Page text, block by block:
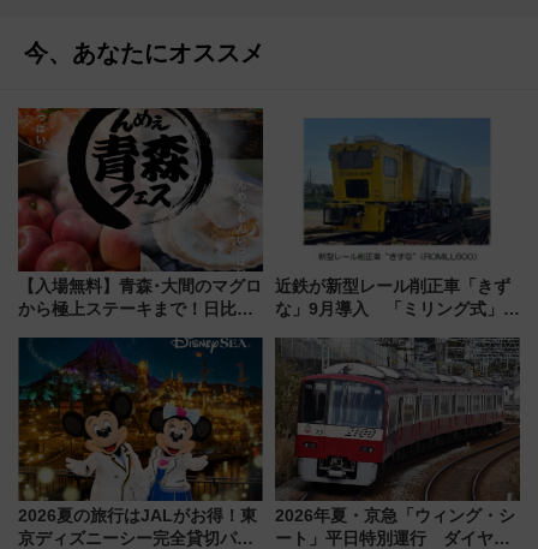
今、あなたにオススメ
【入場無料】青森･大間のマグロ
から極上ステーキまで！日比谷
人気フードフェス「肉祭」が同
時開催に！
近鉄が新型レール削正車「きず
な」9月導入 「ミリング式」採
化！安全性や乗り心地の向上に
貢献するだけでなく、全線区で
活躍するための仕組みも
2026夏の旅行はJALがお得！東
京ディズニーシー完全貸切パー
2026年夏・京急「ウィング・シ
ート」平日特別運行 ダイヤ・